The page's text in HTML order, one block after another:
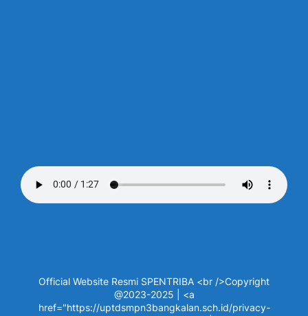
Official Website Resmi SPENTRIBA <br />Copyright
@2023-2025 | <a
href="https://uptdsmpn3bangkalan.sch.id/privacy-